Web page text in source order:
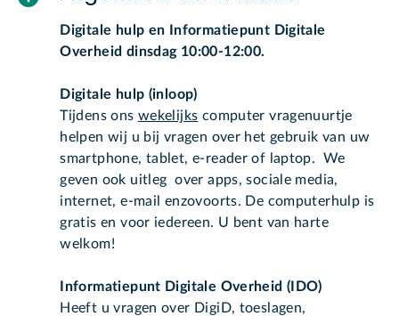
Digitale hulp en Informatiepunt Digitale
Overheid dinsdag 10:00-12:00.
Digitale hulp (inloop)
Tijdens ons wekelijks computer vragenuurtje
helpen wij u bij vragen over het gebruik van uw
smartphone, tablet, e-reader of laptop. We
geven ook uitleg over apps, sociale media,
internet, e-mail enzovoorts. De computerhulp is
gratis en voor iedereen. U bent van harte
welkom!
Informatiepunt Digitale Overheid (IDO)
Heeft u vragen over DigiD, toeslagen,